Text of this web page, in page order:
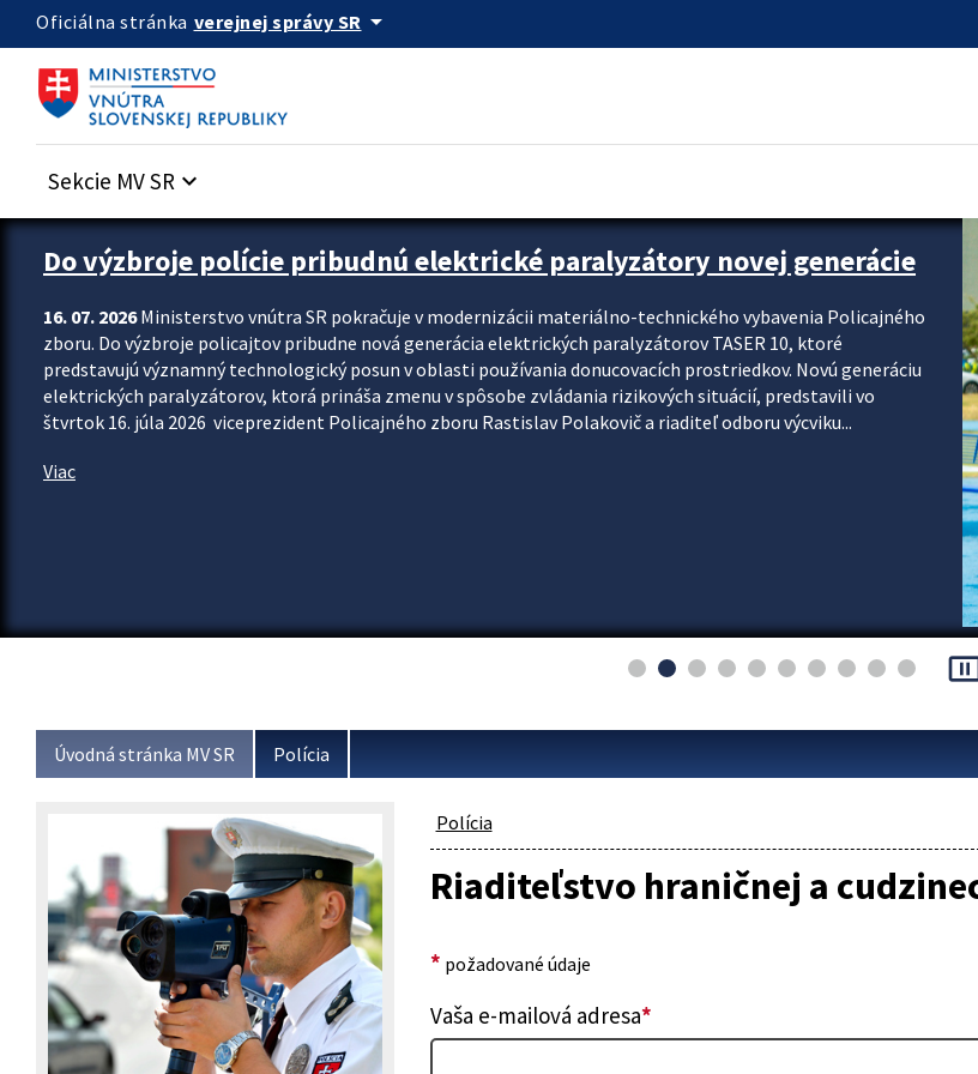
Preskocit na hlavný obsah
Oficiálna stránka verejnej správy SR arrow_drop_down
Sekcie MV SR keyboard_arrow_down
Zastavit automatický posun upútavok
Do výzbroje polície pribudnú elektrické paralyzátory novej generácie
16. 07. 2026Ministerstvo vnútra SR pokračuje v modernizácii materiálno-technického vybavenia Policajného
zboru. Do výzbroje policajtov pribudne nová generácia elektrických paralyzátorov TASER 10, ktoré
predstavujú významný technologický posun v oblasti používania donucovacích prostriedkov. Novú generáciu
elektrických paralyzátorov, ktorá prináša zmenu v spôsobe zvládania rizikových situácií, predstavili vo
štvrtok 16. júla 2026 viceprezident Policajného zboru Rastislav Polakovič a riaditeľ odboru výcviku...
Viac
Úvodná stránka MV SR Polícia
Polícia
Riaditeľstvo hraničnej a
* požadované údaje
Vaša e-mailová adresa*